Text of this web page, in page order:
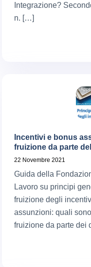
Integrazione?
n. […]
Incentivi e bonus
fruizione da parte
22 Novembre 2021
Guida della
Lavoro su principi
fruizione degli
assunzioni: quali
fruizione da parte dei